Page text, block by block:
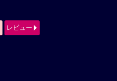
レビュー